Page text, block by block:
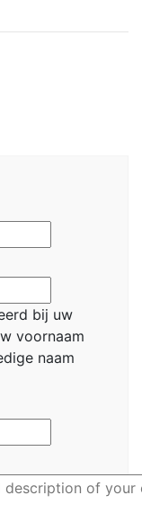
bij uw
voornaam
naam